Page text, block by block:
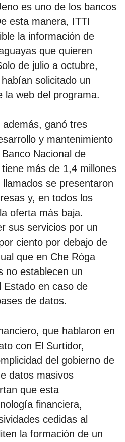
es uno de los bancos
esta manera, ITTI
la información de
que quieren
de julio a octubre,
solicitado un
la web del programa.
ganó tres
y mantenimiento
Nacional de
más de 1,4 millones
se presentaron
y, en todos los
oferta más baja.
sus servicios por un
ciento por debajo de
que en Che Róga
no establecen un
Estado en caso de
de datos.
que hablaron en
con El Surtidor,
del gobierno de
datos masivos
que esta
financiera,
cedidas al
la formación de un